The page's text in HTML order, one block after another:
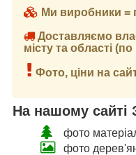
Ми виробники =
Доставляємо
місту та області (по
Фото, ціни на
На нашому сайті
фото
фото